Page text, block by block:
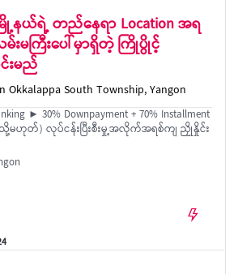
နယ်ရဲ့ တည်နေရာ Location အရ
းမကြီးပေါ်မှာရှိတဲ့ ကြိုပွိုင့်
းမည်
Okkalappa South Township, Yangon
► 30% Downpayment + 70% Installment
ဟုတ်) လုပ်ငန်းပြီးစီးမှု့အလိုက်အရစ်ကျ ညှိုနှိုင်း